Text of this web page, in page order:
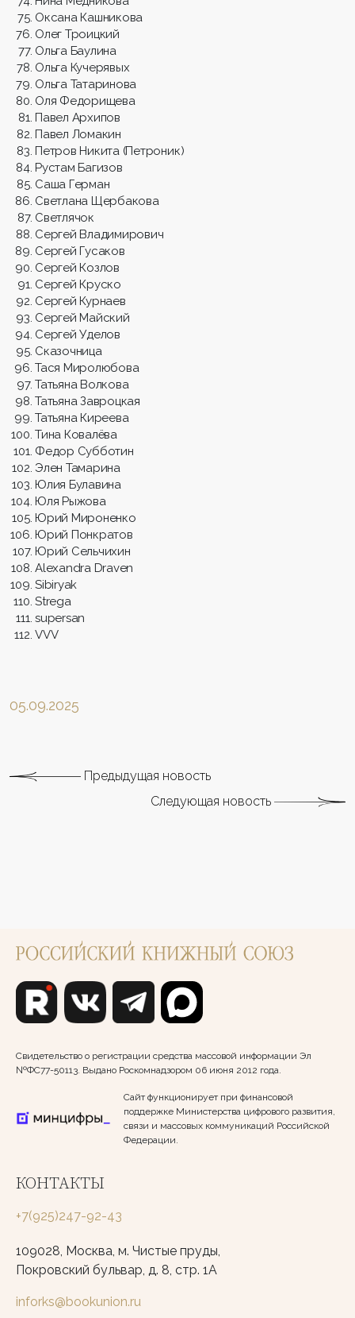
Оксана Кашникова
Олег Троицкий
Ольга Баулина
Ольга Кучерявых
Ольга Татаринова
Оля Федорищева
Павел Архипов
Павел Ломакин
Петров Никита (Петроник)
Рустам Багизов
Саша Герман
Светлана Щербакова
Светлячок
Сергей Владимирович
Сергей Гусаков
Сергей Козлов
Сергей Круско
Сергей Курнаев
Сергей Майский
Сергей Уделов
Сказочница
Тася Миролюбова
Татьяна Волкова
Татьяна Завроцкая
Татьяна Киреева
Тина Ковалёва
Федор Субботин
Элен Тамарина
Юлия Булавина
Юля Рыжова
Юрий Мироненко
Юрий Понкратов
Юрий Сельчихин
Alexandra Draven
Sibiryak
Strega
supersan
VVV
05.09.2025
Предыдущая новость
Следующая новость
Свидетельство о регистрации средства массовой информации Эл
№ФС77-50113. Выдано Роскомнадзором 06 июня 2012 года.
Сайт функционирует при финансовой
поддержке Министерства цифрового развития,
связи и массовых коммуникаций Российской
Федерации.
КОНТАКТЫ
+7(925)247-92-43
109028, Москва, м. Чистые пруды,
Покровский бульвар, д. 8, стр. 1А
inforks@bookunion.ru